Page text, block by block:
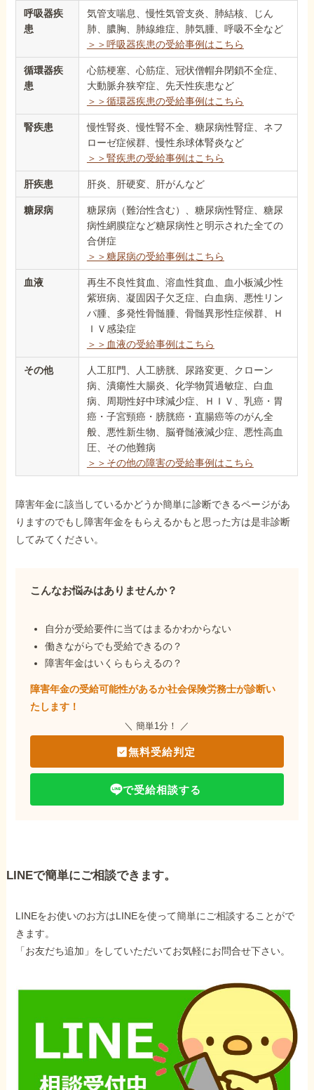
呼吸器疾
患
気管支喘息、慢性気管支炎、肺結核、じん
肺、膿胸、肺線維症、肺気腫、呼吸不全など
＞＞呼吸器疾患の受給事例はこちら
循環器疾
患
心筋梗塞、心筋症、冠状僧帽弁閉鎖不全症、
大動脈弁狭窄症、先天性疾患など
＞＞循環器疾患の受給事例はこちら
腎疾患
慢性腎炎、慢性腎不全、糖尿病性腎症、ネフ
ローゼ症候群、慢性糸球体腎炎など
＞＞腎疾患の受給事例はこちら
肝疾患 肝炎、肝硬変、肝がんなど
糖尿病
糖尿病（難治性含む）、糖尿病性腎症、糖尿
病性網膜症など糖尿病性と明示された全ての
合併症
＞＞糖尿病の受給事例はこちら
血液
再生不良性貧血、溶血性貧血、血小板減少性
紫班病、凝固因子欠乏症、白血病、悪性リン
パ腫、多発性骨髄腫、骨髄異形性症候群、Ｈ
ＩＶ感染症
＞＞血液の受給事例はこちら
その他
人工肛門、人工膀胱、尿路変更、クローン
病、潰瘍性大腸炎、化学物質過敏症、白血
病、周期性好中球減少症、ＨＩＶ、乳癌・胃
癌・子宮頸癌・膀胱癌・直腸癌等のがん全
般、悪性新生物、脳脊髄液減少症、悪性高血
圧、その他難病
＞＞その他の障害の受給事例はこちら
障害年金に該当しているかどうか簡単に診断できるページがあ
りますのでもし障害年金をもらえるかもと思った方は是非診断
してみてください。
こんなお悩みはありませんか？
自分が受給要件に当てはまるかわからない
働きながらでも受給できるの？
障害年金はいくらもらえるの？
障害年金の受給可能性があるか社会保険労務士が診断い
たします！
＼ 簡単1分！ ／
無料受給判定
で受給相談する
LINEで簡単にご相談できます。
LINEをお使いのお方はLINEを使って簡単にご相談することがで
きます。
「お友だち追加」をしていただいてお気軽にお問合せ下さい。